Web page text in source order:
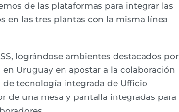
de las plataformas para integrar las
en las tres plantas con la misma línea
lográndose ambientes destacados por
Uruguay en apostar a la colaboración
tecnología integrada de Ufficio
de una mesa y pantalla integradas para